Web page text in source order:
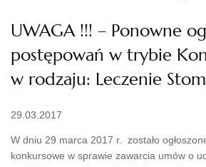
UWAGA !!! – Ponowne
postępowań w trybie
w rodzaju: Leczenie
29.03.2017
W dniu 29 marca 2017 r. zostało
konkursowe w sprawie zawarcia umów o